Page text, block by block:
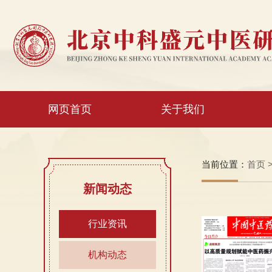
网页首页 关于我们
新闻动态
行业资讯
机构动态
当前位置： 首页